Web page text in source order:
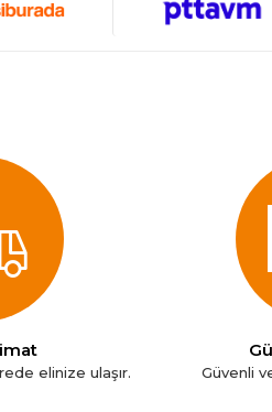
elinize ulaşır. Güvenli